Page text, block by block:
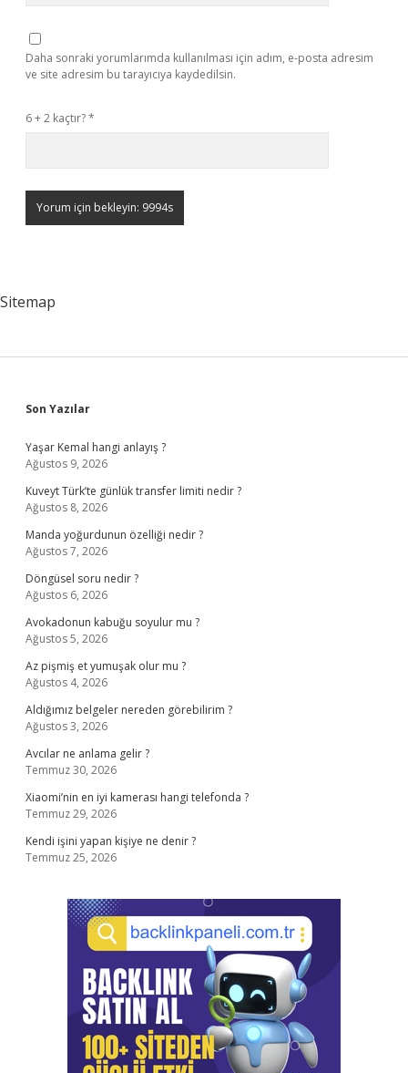
Daha sonraki yorumlarımda kullanılması için adım, e-posta adresim
ve site adresim bu tarayıcıya kaydedilsin.
6 + 2 kaçtır?*
Sitemap
Sidebar
Son Yazılar
Yaşar Kemal hangi anlayış ?
Ağustos 9, 2026
Kuveyt Türk’te günlük transfer limiti nedir ?
Ağustos 8, 2026
Manda yoğurdunun özelliği nedir ?
Ağustos 7, 2026
Döngüsel soru nedir ?
Ağustos 6, 2026
Avokadonun kabuğu soyulur mu ?
Ağustos 5, 2026
Az pişmiş et yumuşak olur mu ?
Ağustos 4, 2026
Aldığımız belgeler nereden görebilirim ?
Ağustos 3, 2026
Avcılar ne anlama gelir ?
Temmuz 30, 2026
Xiaomi’nin en iyi kamerası hangi telefonda ?
Temmuz 29, 2026
Kendi işini yapan kişiye ne denir ?
Temmuz 25, 2026